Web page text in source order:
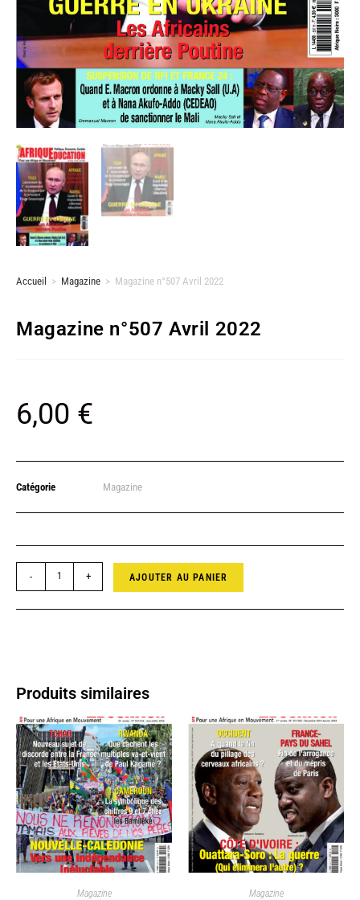
Accueil > Magazine > Magazine n°507 Avril 2022
Magazine n°507 Avril 2022
6,00 €
Catégorie Magazine
- + AJOUTER AU PANIER
Produits similaires
Magazine Magazine